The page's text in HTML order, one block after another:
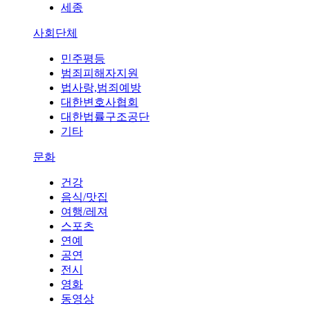
세종
사회단체
민주평등
범죄피해자지원
법사랑,범죄예방
대한변호사협회
대한법률구조공단
기타
문화
건강
음식/맛집
여행/레져
스포츠
연예
공연
전시
영화
동영상